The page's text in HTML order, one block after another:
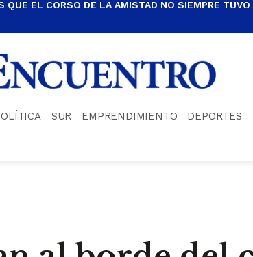
QUE EL CORSO DE LA AMISTAD NO SIEMPRE
SUR EMPRENDIMIENTO DEPORTES